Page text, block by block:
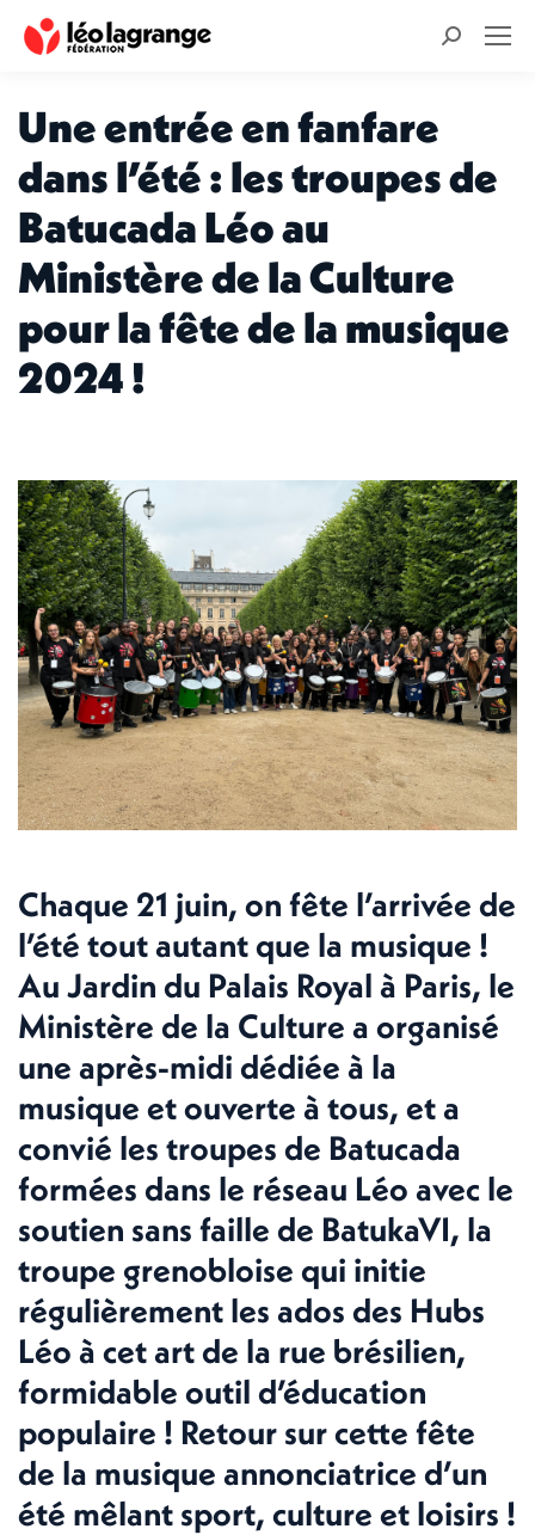
Recherche
Une entrée en fanfare
dans l’été : les troupes de
Batucada Léo au
Ministère de la Culture
pour la fête de la musique
2024 !
Chaque 21 juin, on fête l’arrivée de
l’été tout autant que la musique !
Au Jardin du Palais Royal à Paris, le
Ministère de la Culture a organisé
une après-midi dédiée à la
musique et ouverte à tous, et a
convié les troupes de Batucada
formées dans le réseau Léo avec le
soutien sans faille de BatukaVI, la
troupe grenobloise qui initie
régulièrement les ados des Hubs
Léo à cet art de la rue brésilien,
formidable outil d’éducation
populaire ! Retour sur cette fête
de la musique annonciatrice d’un
été mêlant sport, culture et loisirs !